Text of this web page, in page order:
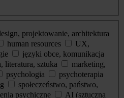
projektowanie, architektura
human resources
UX,
języki obce, komunikacja
literatura, sztuka
marketing,
psychologia
psychoterapia
społeczeństwo, państwo,
psychiczne
AI (sztuczna